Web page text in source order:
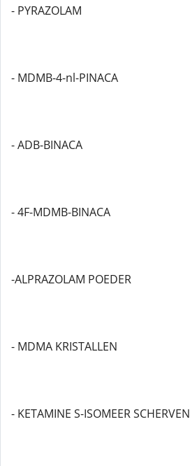
- PYRAZOLAM
- MDMB-4-nl-PINACA
- ADB-BINACA
- 4F-MDMB-BINACA
-ALPRAZOLAM POEDER
- MDMA KRISTALLEN
- KETAMINE S-ISOMEER SCHERVEN